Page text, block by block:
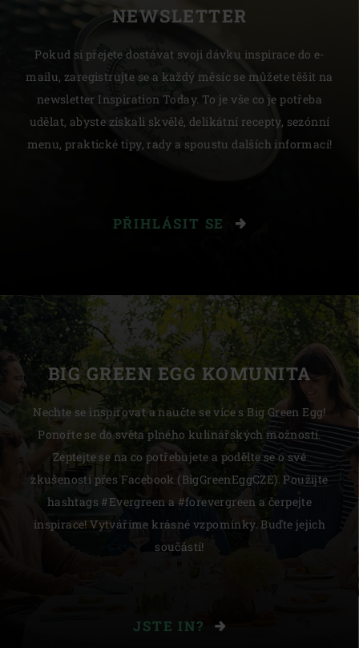
NEWSLETTER
Pokud si přejete dostávat svoji dávku inspirace do e-
mailu, zaregistrujte se a každý měsíc se můžete těšit na
newsletter Inspiration Today. To je vše co je potřeba
udělat, abyste získali skvělé, delikátní recepty, sezónní
menu, praktické tipy, rady a spoustu dalších informací!
PŘIHLÁSIT SE
BIG GREEN EGG KOMUNITA
Nechte se inspirovat a naučte se více s Big Green Egg!
Ponořte se do světa plného kulinářských možností.
Zeptejte se na co potřebujete a podělte se o své
zkušenosti přes Facebook (BigGreenEggCZE). Použijte
hashtags #Evergreen a #forevergreen a čerpejte
inspirace! Vytváříme krásné vzpomínky. Buďte jejich
součástí!
JSTE IN?